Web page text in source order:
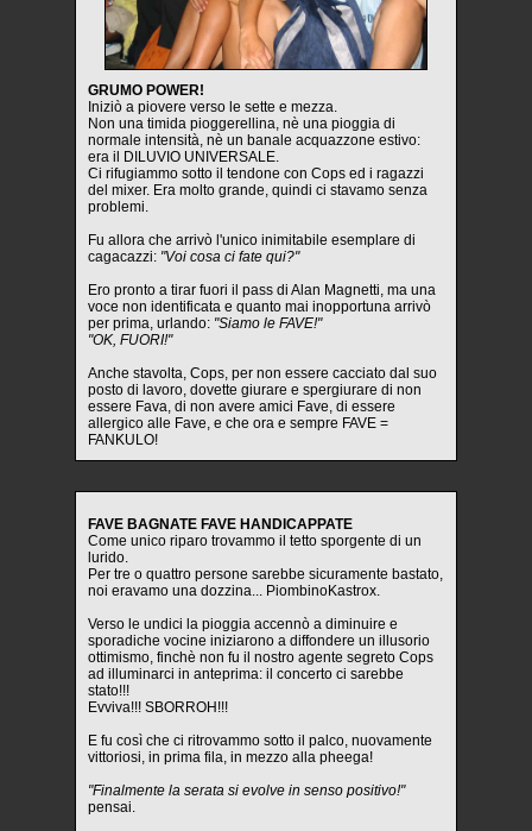
GRUMO POWER!
Iniziò a piovere verso le sette e mezza.
Non una timida pioggerellina, nè una pioggia di
normale intensità, nè un banale acquazzone estivo:
era il DILUVIO UNIVERSALE.
Ci rifugiammo sotto il tendone con Cops ed i ragazzi
del mixer. Era molto grande, quindi ci stavamo senza
problemi.
Fu allora che arrivò l'unico inimitabile esemplare di
cagacazzi: "Voi cosa ci fate qui?"
Ero pronto a tirar fuori il pass di Alan Magnetti, ma una
voce non identificata e quanto mai inopportuna arrivò
per prima, urlando: "Siamo le FAVE!"
"OK, FUORI!"
Anche stavolta, Cops, per non essere cacciato dal suo
posto di lavoro, dovette giurare e spergiurare di non
essere Fava, di non avere amici Fave, di essere
allergico alle Fave, e che ora e sempre FAVE =
FANKULO!
FAVE BAGNATE FAVE HANDICAPPATE
Come unico riparo trovammo il tetto sporgente di un
lurido.
Per tre o quattro persone sarebbe sicuramente bastato,
noi eravamo una dozzina... PiombinoKastrox.
Verso le undici la pioggia accennò a diminuire e
sporadiche vocine iniziarono a diffondere un illusorio
ottimismo, finchè non fu il nostro agente segreto Cops
ad illuminarci in anteprima: il concerto ci sarebbe
stato!!!
Evviva!!! SBORROH!!!
E fu così che ci ritrovammo sotto il palco, nuovamente
vittoriosi, in prima fila, in mezzo alla pheega!
"Finalmente la serata si evolve in senso positivo!"
pensai.